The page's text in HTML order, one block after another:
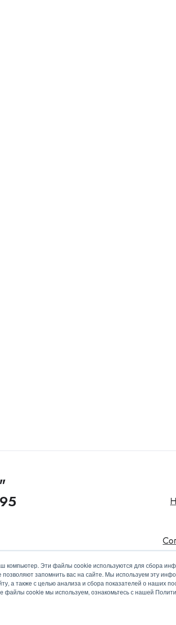
компьютер. Эти файлы cookie используются для сбора
запомнить вас на сайте. Мы используем эту
а также с целью анализа и сбора показателей о наших
файлы cookie мы используем, ознакомьтесь с нашей